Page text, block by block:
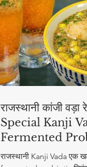
राजस्थानी कांजी वड़ा
Special Kanji
Fermented
Drink
राजस्थानी Kanji Vada एक